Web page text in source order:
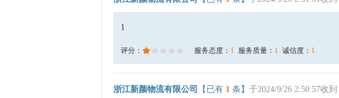
1
评分： 服务态度： 1 服务质量： 1 诚信度： 1
浙江新颜物流有限公司 【已有 1 条】 于2024/9/26 2:50:57收到